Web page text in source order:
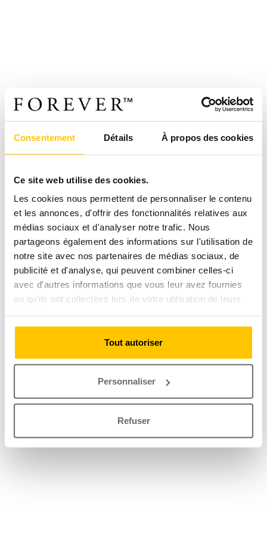
Consentement Détails À propos des cookies
Ce site web utilise des cookies.
Les cookies nous permettent de personnaliser le contenu
et les annonces, d'offrir des fonctionnalités relatives aux
médias sociaux et d'analyser notre trafic. Nous
partageons également des informations sur l'utilisation de
notre site avec nos partenaires de médias sociaux, de
publicité et d'analyse, qui peuvent combiner celles-ci
avec d'autres informations que vous leur avez fournies
ou qu'ils ont collectées lors de votre utilisation de leurs
Tout autoriser
Personnaliser
Refuser